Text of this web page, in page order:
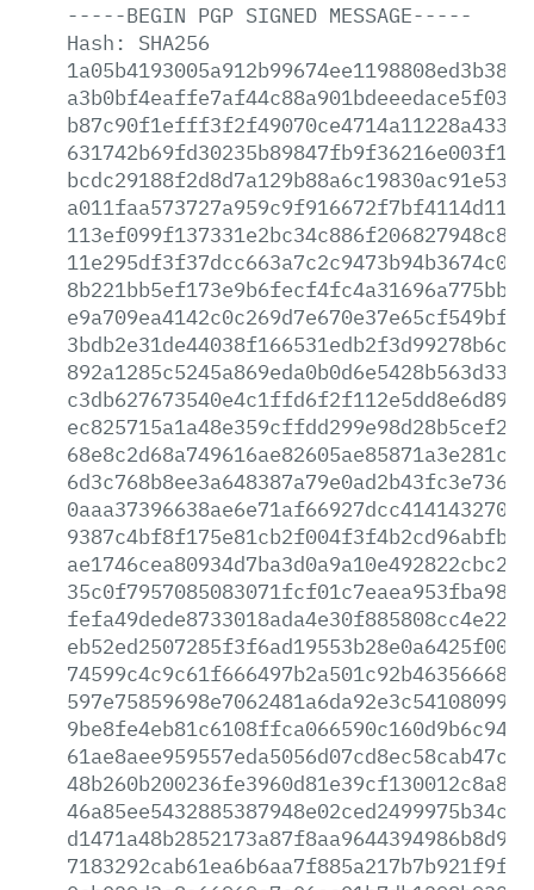
-----BEGIN PGP SIGNED MESSAGE-----
Hash:
SHA256